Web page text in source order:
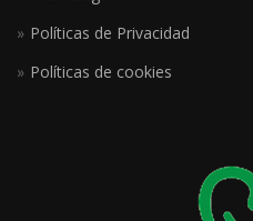
Políticas de Privacidad
Políticas de cookies